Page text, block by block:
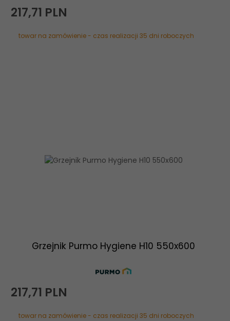
217,71 PLN
towar na zamówienie - czas realizacji 35 dni roboczych
Grzejnik Purmo Hygiene H10 550x600
217,71 PLN
towar na zamówienie - czas realizacji 35 dni roboczych